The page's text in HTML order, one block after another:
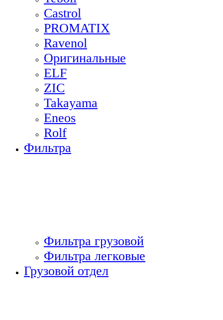
Castrol
PROMATIX
Ravenol
Оригинальные
ELF
ZIC
Takayama
Eneos
Rolf
Фильтра
Фильтра грузовой
Фильтра легковые
Грузовой отдел